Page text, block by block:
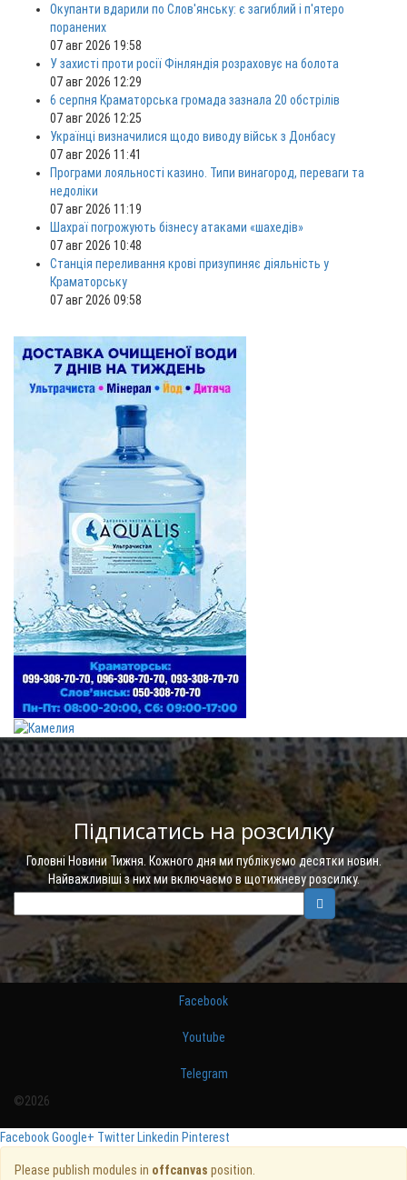
Окупанти вдарили по Слов'янську: є загиблий і п'ятеро
поранених
07 авг 2026 19:58
У захисті проти росії Фінляндія розраховує на болота
07 авг 2026 12:29
6 серпня Краматорська громада зазнала 20 обстрілів
07 авг 2026 12:25
Українці визначилися щодо виводу військ з Донбасу
07 авг 2026 11:41
Програми лояльності казино. Типи винагород, переваги та
недоліки
07 авг 2026 11:19
Шахраї погрожують бізнесу атаками «шахедів»
07 авг 2026 10:48
Станція переливання крові призупиняє діяльність у
Краматорську
07 авг 2026 09:58
Підписатись на розсилку
Головні Новини Тижня. Кожного дня ми публікуємо десятки новин.
Найважливіші з них ми включаємо в щотижневу розсилку.
Facebook
Youtube
Telegram
©2026
FacebookGoogle+ Twitter Linkedin Pinterest
Please publish modules in offcanvas position.